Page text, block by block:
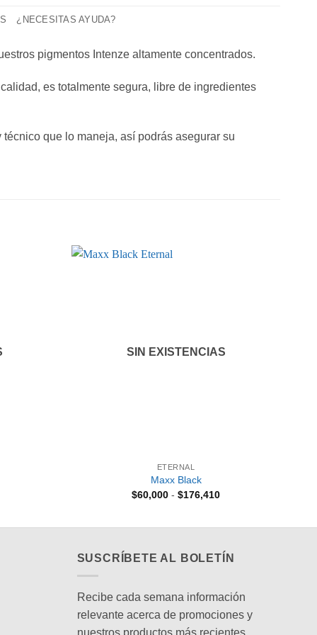
¿NECESITAS AYUDA?
pigmentos Intenze altamente concentrados.
es totalmente segura, libre de ingredientes
que lo maneja, así podrás asegurar su
SIN EXISTENCIAS
ETERNAL
Maxx Black
$60,000 - $176,410Rango
$176,410
SUSCRÍBETE AL BOLETÍN
Recibe cada semana información
relevante acerca de promociones y
nuestros productos más recientes.